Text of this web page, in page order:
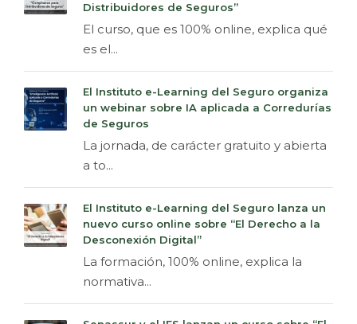
Distribuidores de Seguros”
El curso, que es 100% online, explica qué
es el...
El Instituto e-Learning del Seguro organiza
un webinar sobre IA aplicada a Corredurías
de Seguros
La jornada, de carácter gratuito y abierta
a to...
El Instituto e-Learning del Seguro lanza un
nuevo curso online sobre “El Derecho a la
Desconexión Digital”
La formación, 100% online, explica la
normativa...